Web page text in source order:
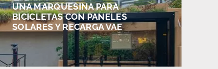
UNA MARQUESINA PARA
BICICLETAS CON PANELES
SOLARES Y RECARGA VAE